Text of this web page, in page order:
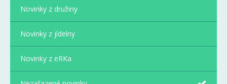
Novinky z družiny
Novinky z jídelny
Novinky z eRKa